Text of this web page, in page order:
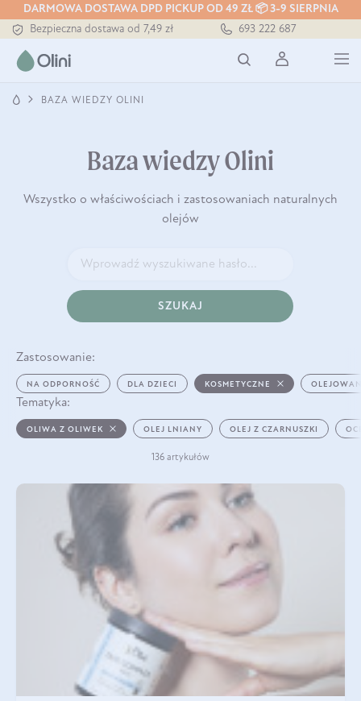
DARMOWA DOSTAWA DPD PICKUP OD 49 ZŁ 📦 3-9 SIERPNIA
Tłoczony zawsze na zimno
Bezpieczna dostawa od 7,49 zł
Tłoczony zawsze na zimno
693 222 687
BAZA WIEDZY OLINI
Baza wiedzy Olini
Wszystko o właściwościach i zastosowaniach naturalnych
olejów
SZUKAJ
Zastosowanie:
NA ODPORNOŚĆ DLA DZIECI KOSMETYCZNE
Tematyka:
OLIWA Z OLIWEK OLEJ LNIANY OLEJ Z CZARNUSZKI
136 artykułów